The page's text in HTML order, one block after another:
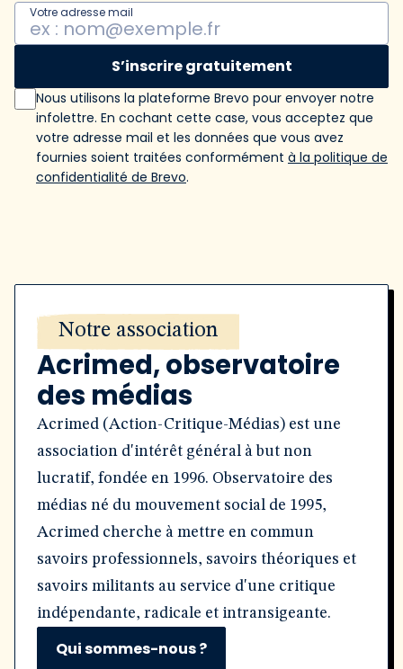
Votre adresse mail
S’inscrire gratuitement
Nous utilisons la plateforme Brevo pour envoyer notre
infolettre. En cochant cette case, vous acceptez que
votre adresse mail et les données que vous avez
fournies soient traitées conformément à la politique de
confidentialité de Brevo.
Notre association
Acrimed, observatoire
des médias
Acrimed (Action-Critique-Médias) est une
association d'intérêt général à but non
lucratif, fondée en 1996. Observatoire des
médias né du mouvement social de 1995,
Acrimed cherche à mettre en commun
savoirs professionnels, savoirs théoriques et
savoirs militants au service d'une critique
indépendante, radicale et intransigeante.
Qui sommes-nous ?